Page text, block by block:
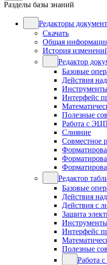
Разделы базы знаний
Редакторы
Скачать
Общая
История
Редактор
Базовые
Действия
Интерфейс
Полезные
Работа с
Слияние
Совместное
Редактор
Базовые
Действия
Действия с
Защита
Интерфейс
Полезные
Работа